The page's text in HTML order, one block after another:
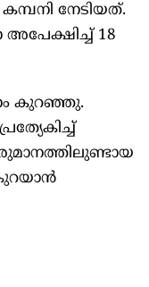
നേടിയത്.
18
കുറഞ്ഞു.